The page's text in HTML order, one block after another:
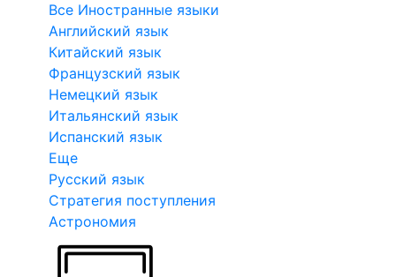
Все Иностранные языки
Английский язык
Китайский язык
Французский язык
Немецкий язык
Итальянский язык
Испанский язык
Еще
Русский язык
Стратегия поступления
Астрономия